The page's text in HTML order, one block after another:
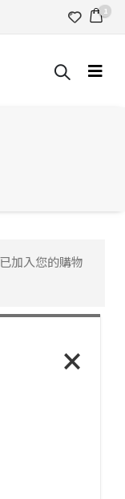
1
加入您的購物
×